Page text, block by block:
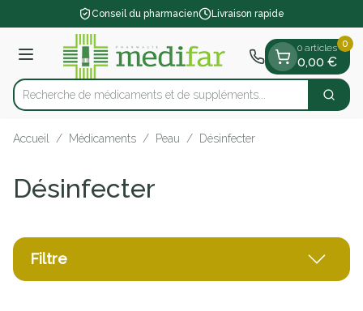
Aller au contenu
1 de 1Conseil du pharmacien Livraison rapide
Menu
Rechercher
Recherche de médicaments et de sup
0 articles
0,00 €
0
Accueil / Médicaments / Peau / Désinfecter
Désinfecter
Filtre